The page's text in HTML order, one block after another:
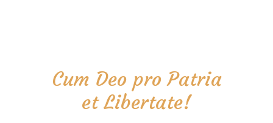
Cum Deo pro Patria
et Libertate!